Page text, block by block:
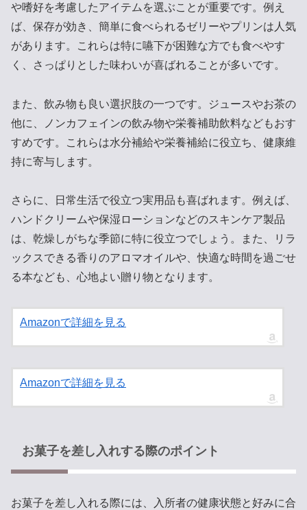
や嗜好を考慮したアイテムを選ぶことが重要です。例え
ば、保存が効き、簡単に食べられるゼリーやプリンは人気
があります。これらは特に嚥下が困難な方でも食べやす
く、さっぱりとした味わいが喜ばれることが多いです。
また、飲み物も良い選択肢の一つです。ジュースやお茶の
他に、ノンカフェインの飲み物や栄養補助飲料などもおす
すめです。これらは水分補給や栄養補給に役立ち、健康維
持に寄与します。
さらに、日常生活で役立つ実用品も喜ばれます。例えば、
ハンドクリームや保湿ローションなどのスキンケア製品
は、乾燥しがちな季節に特に役立つでしょう。また、リラ
ックスできる香りのアロマオイルや、快適な時間を過ごせ
る本なども、心地よい贈り物となります。
Amazonで詳細を見る
Amazonで詳細を見る
お菓子を差し入れする際のポイント
お菓子を差し入れる際には、入所者の健康状態と好みに合